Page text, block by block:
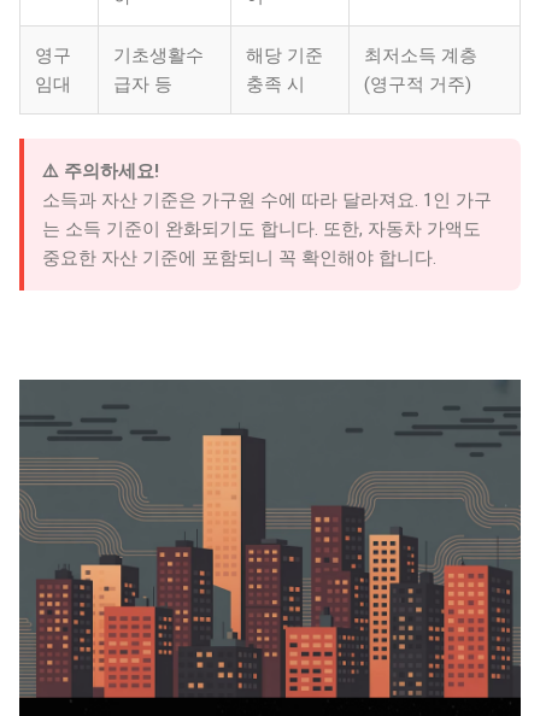
영구
임대
기초생활수
급자 등
해당 기준
충족 시
최저소득 계층
(영구적 거주)
⚠️ 주의하세요!
소득과 자산 기준은 가구원 수에 따라 달라져요. 1인 가구
는 소득 기준이 완화되기도 합니다. 또한, 자동차 가액도
중요한 자산 기준에 포함되니 꼭 확인해야 합니다.